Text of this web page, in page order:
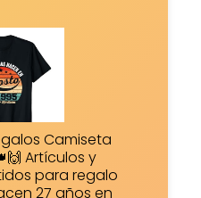
Camiseta
Artículos y
para regalo
27 años en